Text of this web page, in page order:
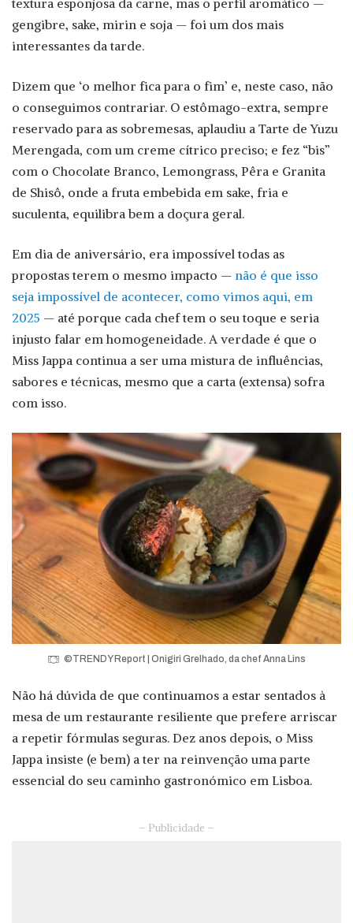
gengibre, sake, mirin e soja — foi um dos mais
interessantes da tarde.
Dizem que ‘o melhor fica para o fim’ e, neste caso, não
o conseguimos contrariar. O estômago-extra, sempre
reservado para as sobremesas, aplaudiu a Tarte de Yuzu
Merengada, com um creme cítrico preciso; e fez “bis”
com o Chocolate Branco, Lemongrass, Pêra e Granita
de Shisô, onde a fruta embebida em sake, fria e
suculenta, equilibra bem a doçura geral.
Em dia de aniversário, era impossível todas as
propostas terem o mesmo impacto — não é que isso
seja impossível de acontecer, como vimos aqui, em
2025 — até porque cada chef tem o seu toque e seria
injusto falar em homogeneidade. A verdade é que o
Miss Jappa continua a ser uma mistura de influências,
sabores e técnicas, mesmo que a carta (extensa) sofra
com isso.
©TRENDY Report | Onigiri Grelhado, da chef Anna Lins
Não há dúvida de que continuamos a estar sentados à
mesa de um restaurante resiliente que prefere arriscar
a repetir fórmulas seguras. Dez anos depois, o Miss
Jappa insiste (e bem) a ter na reinvenção uma parte
essencial do seu caminho gastronómico em Lisboa.
– Publicidade –